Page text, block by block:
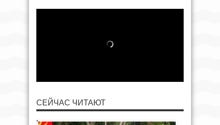
СЕЙЧАС ЧИТАЮТ